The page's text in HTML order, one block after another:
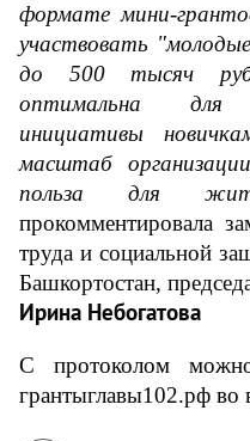
формате мини-
участвовать "молодые
до 500 тысяч
оптимальна для
инициативы
масштаб
польза для
прокомментировала
труда и социальной
Ирина Небогатова
С протоколом
грантыглавы102.рф во